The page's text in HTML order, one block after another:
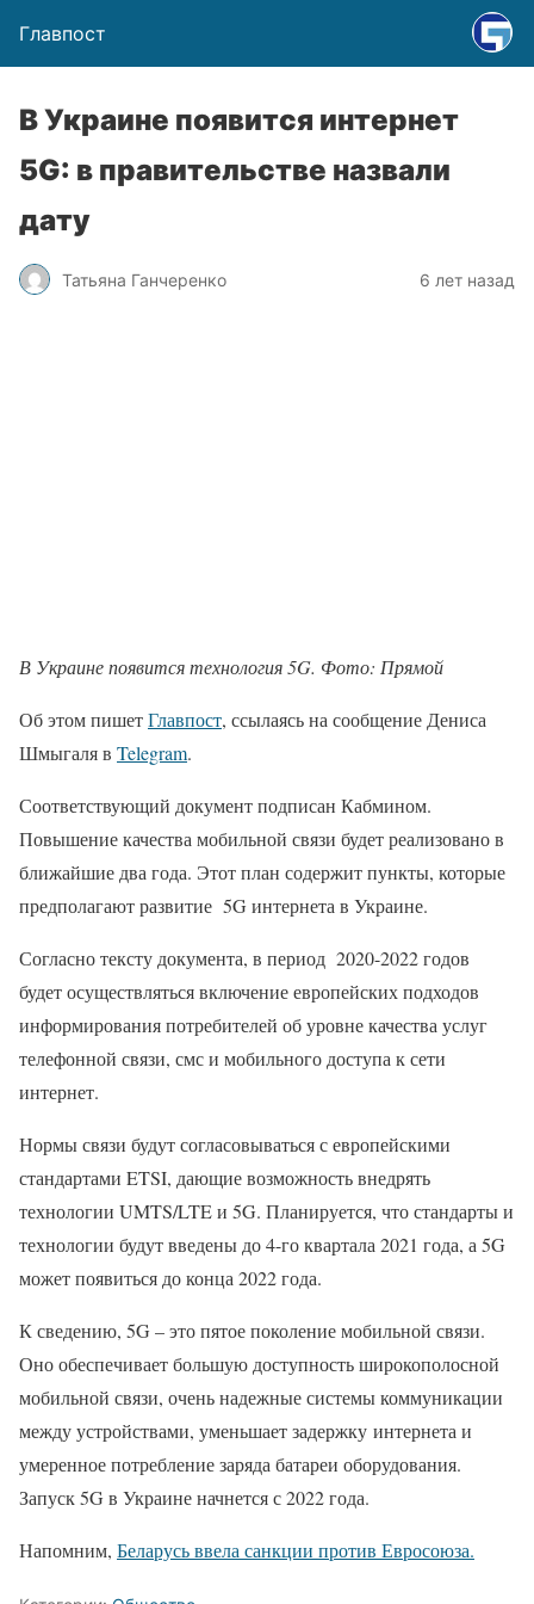
Главпост
В Украине появится интернет
5G: в правительстве назвали
дату
Татьяна Ганчеренко 6 лет назад
В Украине появится технология 5G. Фото: Прямой
Об этом пишетГлавпост, ссылаясь на сообщение Дениса
Шмыгаля в Telegram.
Соответствующий документ подписан Кабмином.
Повышение качества мобильной связи будет реализовано в
ближайшие два года. Этот план содержит пункты, которые
предполагают развитие 5G интернета в Украине.
Согласно тексту документа, в период 2020-2022 годов
будет осуществляться включение европейских подходов
информирования потребителей об уровне качества услуг
телефонной связи, смс и мобильного доступа к сети
интернет.
Нормы связи будут согласовываться с европейскими
стандартами ETSI, дающие возможность внедрять
технологии UMTS/LTE и 5G. Планируется, что стандарты и
технологии будут введены до 4-го квартала 2021 года, а 5G
может появиться до конца 2022 года.
К сведению, 5G – это пятое поколение мобильной связи.
Оно обеспечивает большую доступность широкополосной
мобильной связи, очень надежные системы коммуникации
между устройствами, уменьшает задержку интернета и
умеренное потребление заряда батареи оборудования.
Запуск 5G в Украине начнется с 2022 года.
Напомним, Беларусь ввела санкции против Евросоюза.